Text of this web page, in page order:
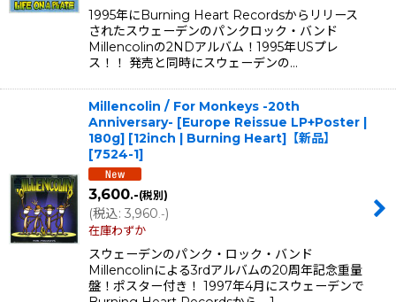
1995年にBurning Heart Recordsからリリース
されたスウェーデンのパンクロック・バンド
Millencolinの2NDアルバム！1995年USプレ
ス！！ 発売と同時にスウェーデンの…
Millencolin / For Monkeys -20th
Anniversary- [Europe Reissue LP+Poster |
180g] [12inch | Burning Heart]【新品】
[7524-1]
3,600.-(税別)
(税込: 3,960 .-)
在庫わずか
スウェーデンのパンク・ロック・バンド
Millencolinによる3rdアルバムの20周年記念重量
盤！ポスター付き！ 1997年4月にスウェーデンで